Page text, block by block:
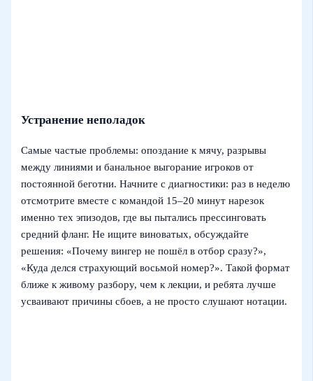
Устранение неполадок
Самые частые проблемы: опоздание к мячу, разрывы
между линиями и банальное выгорание игроков от
постоянной беготни. Начните с диагностики: раз в неделю
отсмотрите вместе с командой 15–20 минут нарезок
именно тех эпизодов, где вы пытались прессинговать
средний фланг. Не ищите виноватых, обсуждайте
решения: «Почему вингер не пошёл в отбор сразу?»,
«Куда делся страхующий восьмой номер?». Такой формат
ближе к живому разбору, чем к лекции, и ребята лучше
усваивают причины сбоев, а не просто слушают нотации.